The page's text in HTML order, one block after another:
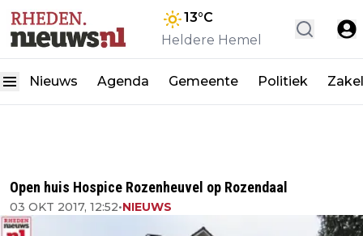
13°C
Heldere Hemel
Nieuws Agenda Gemeente Politiek
Open huis Hospice Rozenheuvel op Rozendaal
03 OKT 2017, 12:52•NIEUWS